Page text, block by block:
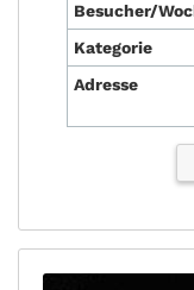
Besucher/
Kategorie
Adresse